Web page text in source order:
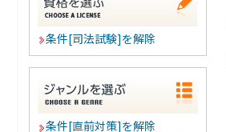
条件[司法試験]を解除
条件[直前対策]を解除